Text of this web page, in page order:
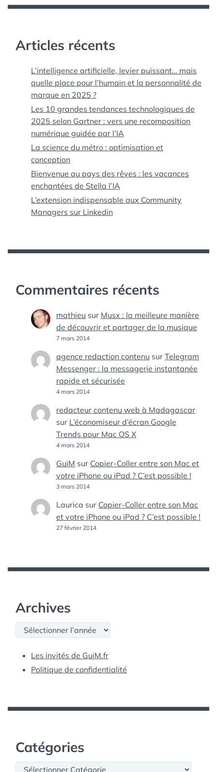
Articles récents
L’intelligence artificielle, levier puissant… mais
quelle place pour l’humain et la personnalité de
marque en 2025 ?
Les 10 grandes tendances technologiques de
2025 selon Gartner : vers une recomposition
numérique guidée par l’IA
La science du métro : optimisation et
conception
Bienvenue au pays des rêves : les vacances
enchantées de Stella l’IA
L’extension indispensable aux Community
Managers sur Linkedin
Commentaires récents
mathieu sur Musx : la meilleure manière
de découvrir et partager de la musique
7 mars 2014
agence redaction contenu sur Telegram
Messenger : la messagerie instantanée
rapide et sécurisée
4 mars 2014
redacteur contenu web à Madagascar
sur L’économiseur d’écran Google
Trends pour Mac OS X
4 mars 2014
GuiM sur Copier-Coller entre son Mac et
votre iPhone ou iPad ? C’est possible !
3 mars 2014
Laurica sur Copier-Coller entre son Mac
et votre iPhone ou iPad ? C’est possible !
27 février 2014
Archives
Archives
Les invités de GuiM.fr
Politique de confidentialité
Catégories
Catégories